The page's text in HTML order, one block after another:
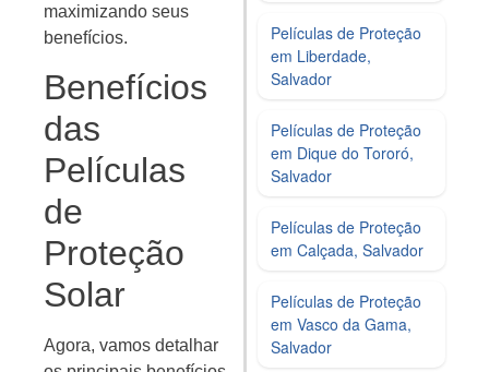
maximizando seus
benefícios.
Benefícios
das
Películas
de
Proteção
Solar
Agora, vamos detalhar
Películas de Proteção
em Liberdade,
Salvador
Películas de Proteção
em Dique do Tororó,
Salvador
Películas de Proteção
em Calçada, Salvador
Películas de Proteção
em Vasco da Gama,
Salvador